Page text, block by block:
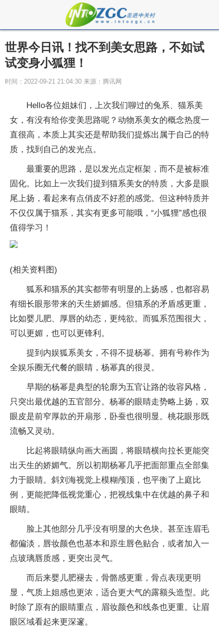
世界今日讯！找不到美女思路，不如试
试变身小狐狸！
时间：2022-09-21 21:04:30 来源：腾讯网
Hello各位姐妹们，上次我们聊过的兔系、猫系美
女，有没有给你变美思路呢？动物系美女的概念热度一
直很高，本质上其实还是帮助我们提炼出属于自己的特
质，找到自己的发光点。
最重要的思路，是以发光点定框架，而不是被标准
固化。比如上一次我们提到猫系美女的特质，大多是眼
尾上扬，看起来有点俏皮不好惹的感觉。但这种特质并
不仅仅属于猫系，其实有更多可能哦，“小狐狸”感也很
值得学习！
(相关资料图)
狐系和猫系的其实都带有明显的上扬感，也都容易
有细长眼形带来的天生娇媚感。但猫系的矛盾感更重，
比如婴儿肥、厚唇的幼态，更纯欲。而狐系范围很大，
可以更媚，也可以更锋利。
提到内娱狐系美女，不得不提杨幂。拥有号称作为
全娱乐圈无代餐的眼睛，杨幂真的很灵。
早期的杨幂是典型的轮廓为五官让路的妆容风格，
只突出最优越的五官部分。杨幂的眼睛走势略上扬，双
眼皮是前窄厚款的开扇形，卧蚕也很明显。桃花眼形既
流畅又灵动。
比起将眼睛纵向画大画圆，将眼睛横向拉长更能突
出天生的娇媚气。所以初期杨幂几乎把面部重点全部集
力于眼睛。斜刘海视觉上模糊颅顶，也平衡了上庭比
例，更能把降低视觉重心，把视线集中在优越的鼻子和
眼睛。
脸上其他部分几乎没有明显的大色块。甚至连眉毛
都偏淡，唇妆颜色也基本和原生唇色贴合，或者加入一
点玻璃唇质感，更突出灵气。
而后来婴儿肥褪去，骨骼感更重，骨点表现更明
显，气质上姐感也更浓，适合更大气的露额头造型。此
时除了原有的眼睛重点，眉妆颜色和线条也更重。让眉
眼区域看起来更深邃。